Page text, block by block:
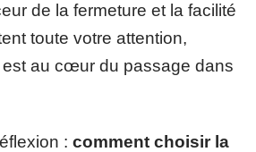
de la fermeture et la facilité
toute votre attention,
est au cœur du passage dans
: comment choisir la